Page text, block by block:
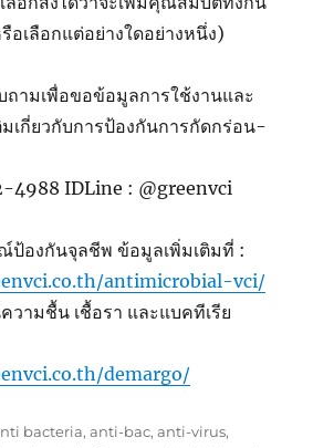
อเลือกแต่อย่างใดอย่างหนึ่ง)
ามเพื่อขอข้อมูลการใช้งานและ
เกี่ยวกับการป้องกันการกัดกร่อน-
4988 IDLine : @greenvci
ป้องกันจุลชีพ ข้อมูลเพิ่มเติมที่ :
antimicrobial-vci/
ามชื้น เชื้อรา และแบคทีเรีย
demargo/
bacteria,anti-bac,anti-virus,